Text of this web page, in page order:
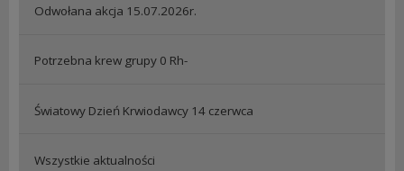
Odwołana akcja 15.07.2026r.
Potrzebna krew grupy 0 Rh-
Światowy Dzień Krwiodawcy 14 czerwca
Wszystkie aktualności